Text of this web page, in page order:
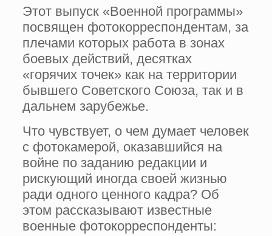
Этот выпуск «Военной программы»
посвящен фотокорреспондентам, за
плечами которых работа в зонах
боевых действий, десятках
«горячих точек» как на территории
бывшего Советского Союза, так и в
дальнем зарубежье.
Что чувствует, о чем думает человек
с фотокамерой, оказавшийся на
войне по заданию редакции и
рискующий иногда своей жизнью
ради одного ценного кадра? Об
этом рассказывают известные
военные фотокорреспонденты: